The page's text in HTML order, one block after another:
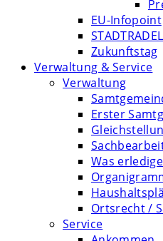
EU-Infopoint
Zukunftstag
Verwaltung & Service
Verwaltung
Erster
Was
Ortsrecht /
Service